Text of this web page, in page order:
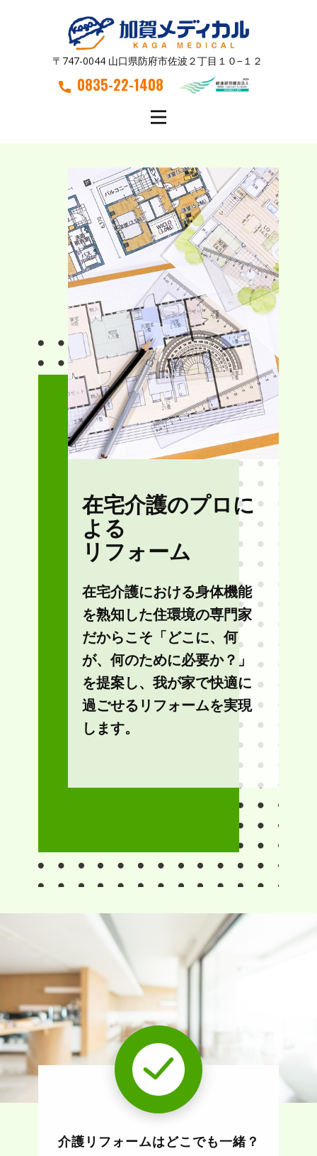
〒747-0044 山口県防府市佐波２丁目１０−１２
0835-22-1408
在宅介護のプロに
よる
リフォーム
在宅介護における身体機能
を熟知した住環境の専門家
だからこそ「どこに、何
が、何のために必要か？」
を提案し、我が家で快適に
過ごせるリフォームを実現
します。
介護リフォームはどこでも一緒？